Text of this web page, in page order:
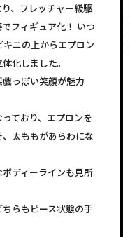
、フレッチャー級駆
フィギュア化！ いつ
ニの上からエプロン
化しました。
っぽい笑顔が魅力
ており、エプロンを
太ももがあらわにな
ディーラインも見所
らもピース状態の手